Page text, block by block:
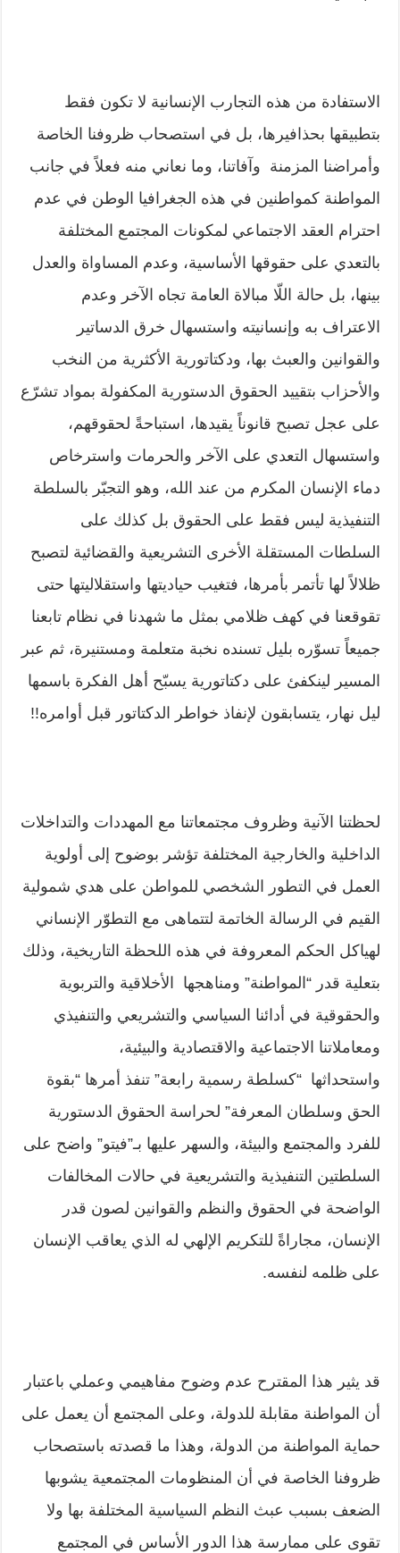
الاستفادة من هذه التجارب الإنسانية لا تكون فقط
بتطبيقها بحذافيرها، بل في استصحاب ظروفنا الخاصة
وأمراضنا المزمنة وآفاتنا، وما نعاني منه فعلاً في جانب
المواطنة كمواطنين في هذه الجغرافيا الوطن في عدم
احترام العقد الاجتماعي لمكونات المجتمع المختلفة
بالتعدي على حقوقها الأساسية، وعدم المساواة والعدل
بينها، بل حالة اللّا مبالاة العامة تجاه الآخر وعدم
الاعتراف به وإنسانيته واستسهال خرق الدساتير
والقوانين والعبث بها، ودكتاتورية الأكثرية من النخب
والأحزاب بتقييد الحقوق الدستورية المكفولة بمواد تشرّع
على عجل تصبح قانوناً يقيدها، استباحةً لحقوقهم،
واستسهال التعدي على الآخر والحرمات واسترخاص
دماء الإنسان المكرم من عند الله، وهو التجبّر بالسلطة
التنفيذية ليس فقط على الحقوق بل كذلك على
السلطات المستقلة الأخرى التشريعية والقضائية لتصبح
ظلالاً لها تأتمر بأمرها، فتغيب حياديتها واستقلاليتها حتى
تقوقعنا في كهف ظلامي بمثل ما شهدنا في نظام تابعنا
جميعاً تسوّره بليل تسنده نخبة متعلمة ومستنيرة، ثم عبر
المسير لينكفئ على دكتاتورية يسبّح أهل الفكرة باسمها
ليل نهار، يتسابقون لإنفاذ خواطر الدكتاتور قبل أوامره!!
لحظتنا الآنية وظروف مجتمعاتنا مع المهددات والتداخلات
الداخلية والخارجية المختلفة تؤشر بوضوح إلى أولوية
العمل في التطور الشخصي للمواطن على هدي شمولية
القيم في الرسالة الخاتمة لتتماهى مع التطوّر الإنساني
لهياكل الحكم المعروفة في هذه اللحظة التاريخية، وذلك
بتعلية قدر “المواطنة” ومناهجها الأخلاقية والتربوية
والحقوقية في أدائنا السياسي والتشريعي والتنفيذي
ومعاملاتنا الاجتماعية والاقتصادية والبيئية،
واستحداثها “كسلطة رسمية رابعة” تنفذ أمرها “بقوة
الحق وسلطان المعرفة” لحراسة الحقوق الدستورية
للفرد والمجتمع والبيئة، والسهر عليها بـ”فيتو” واضح على
السلطتين التنفيذية والتشريعية في حالات المخالفات
الواضحة في الحقوق والنظم والقوانين لصون قدر
الإنسان، مجاراةً للتكريم الإلهي له الذي يعاقب الإنسان
على ظلمه لنفسه.
قد يثير هذا المقترح عدم وضوح مفاهيمي وعملي باعتبار
أن المواطنة مقابلة للدولة، وعلى المجتمع أن يعمل على
حماية المواطنة من الدولة، وهذا ما قصدته باستصحاب
ظروفنا الخاصة في أن المنظومات المجتمعية يشوبها
الضعف بسبب عبث النظم السياسية المختلفة بها ولا
تقوى على ممارسة هذا الدور الأساس في المجتمع